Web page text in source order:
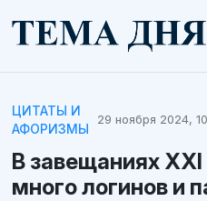
ЦИТАТЫ И
АФОРИЗМЫ
29 ноября 2024,
В завещаниях
много логинов и